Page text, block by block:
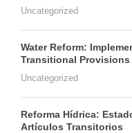
Uncategorized
Water Reform:
Transitional Provisions
Uncategorized
Reforma Hídrica:
Artículos Transitorios